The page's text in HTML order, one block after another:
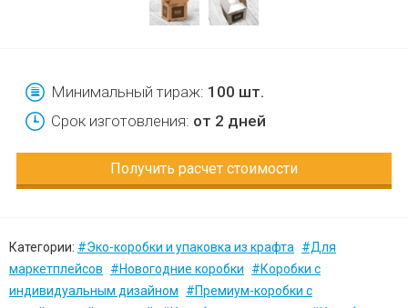
Минимальный тираж: 100 шт.
Срок изготовления: от 2 дней
Получить расчет стоимости
Категории: #Эко-коробки и упаковка из крафта
#Для
маркетплейсов
#Новогодние коробки
#Коробки с
индивидуальным дизайном
#Премиум-коробки с